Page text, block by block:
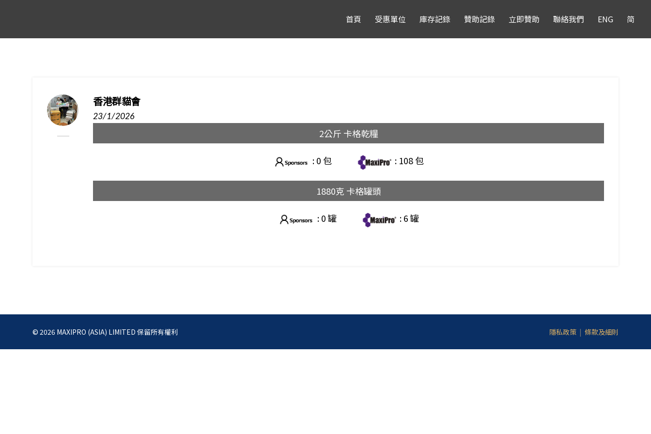
首頁 受惠單位 庫存記錄 贊助記錄 立即贊助 聯絡我們 ENG 简
香港群貓會
23/1/2026
2公斤 卡格乾糧
: 0 包 : 108 包
1880克 卡格罐頭
: 0 罐 : 6 罐
© 2026 MAXIPRO (ASIA) LIMITED 保留所有權利 隱私政策 | 條款及細則